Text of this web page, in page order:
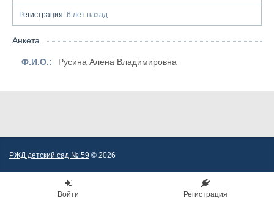
Регистрация: 6 лет назад
Анкета
Ф.И.О.: Русина Алена Владимировна
РЖД детский сад № 59 © 2026
Войти Регистрация